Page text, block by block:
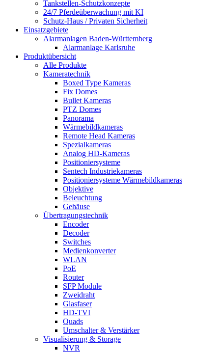
Tankstellen-Schutzkonzepte​
24/7 Pferdeüberwachung mit KI
Schutz-Haus / Privaten Sicherheit
Einsatzgebiete
Alarmanlagen Baden-Württemberg
Alarmanlage Karlsruhe
Produktübersicht
Alle Produkte
Kameratechnik
Boxed Type Kameras
Fix Domes
Bullet Kameras
PTZ Domes
Panorama
Wärmebildkameras
Remote Head Kameras
Spezialkameras
Analog HD-Kameras
Positioniersysteme
Sentech Industriekameras
Positioniersysteme Wärmebildkameras
Objektive
Beleuchtung
Gehäuse
Übertragungstechnik
Encoder
Decoder
Switches
Medienkonverter
WLAN
PoE
Router
SFP Module
Zweidraht
Glasfaser
HD-TVI
Quads
Umschalter & Verstärker
Visualisierung & Storage
NVR